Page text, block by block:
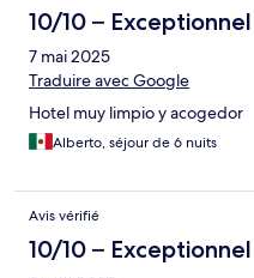
10/10 – Exceptionnel
7 mai 2025
Traduire avec Google
Hotel muy limpio y acogedor
Alberto, séjour de 6 nuits
Avis vérifié
10/10 – Exceptionnel